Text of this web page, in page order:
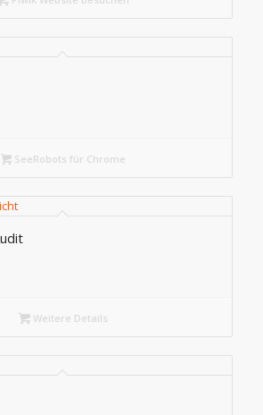
SeeRobots für Chrome
Weitere Details